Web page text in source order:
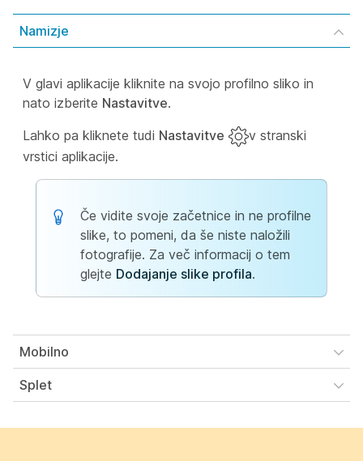
Namizje
V glavi aplikacije kliknite na svojo profilno sliko in
nato izberite Nastavitve.
Lahko pa kliknete tudi Nastavitve
v stranski
vrstici aplikacije.
Če vidite svoje začetnice in ne profilne
slike, to pomeni, da še niste naložili
fotografije. Za več informacij o tem
glejte Dodajanje slike profila.
Mobilno
Splet